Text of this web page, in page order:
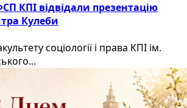
КПІ відвідали презентацію
Кулеби
соціології і права КПІ ім.